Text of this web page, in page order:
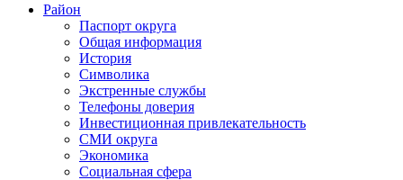
Район
Паспорт округа
Общая информация
История
Символика
Экстренные службы
Телефоны доверия
Инвестиционная привлекательность
СМИ округа
Экономика
Социальная сфера